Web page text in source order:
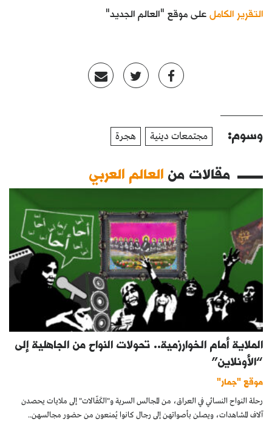
التقرير الكامل على موقع "العالم الجديد"
وسوم: مجتمعات دينية هجرة
مقالات منالعالم العربي
الملاية أمام الخوارزمية.. تحولات النواح من الجاهلية إلى
“الأونلاين”
موقع "جمار"
رحلة النواح النسائي في العراق، من المجالس السرية و"الكَفّالات" إلى ملايات يحصدن
آلاف المشاهدات، ويصلن بأصواتهن إلى رجال كانوا يُمنعون من حضور مجالسهن..